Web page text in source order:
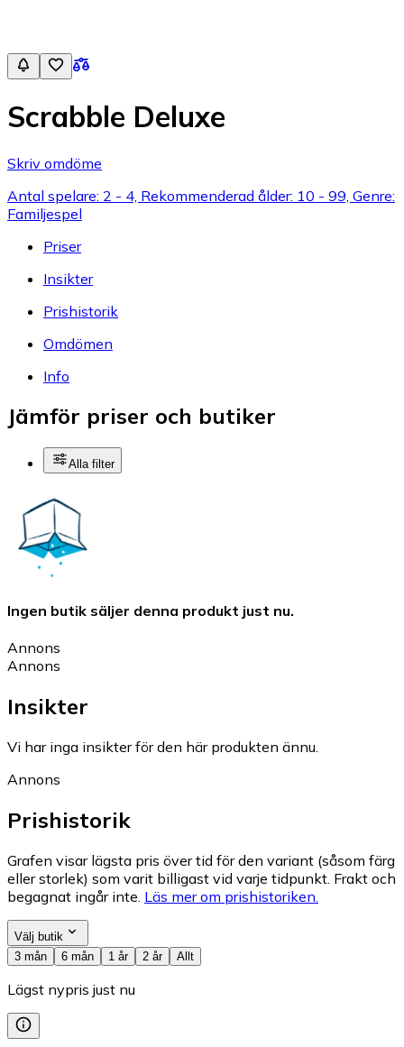
Scrabble Deluxe
Skriv omdöme
Antal spelare: 2 - 4, Rekommenderad ålder: 10 - 99, Genre:
Familjespel
Priser
Insikter
Prishistorik
Omdömen
Info
Jämför priser och butiker
Alla filter
Ingen butik säljer denna produkt just nu.
Annons
Annons
Insikter
Vi har inga insikter för den här produkten ännu.
Annons
Prishistorik
Grafen visar lägsta pris över tid för den variant (såsom färg
eller storlek) som varit billigast vid varje tidpunkt. Frakt och
begagnat ingår inte. Läs mer om prishistoriken.
Välj butik
3 mån
6 mån 1 år 2 år Allt
Lägst nypris just nu